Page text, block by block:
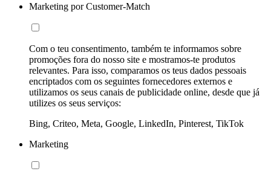
Marketing por Customer-Match
Com o teu consentimento, também te informamos sobre
promoções fora do nosso site e mostramos-te produtos
relevantes. Para isso, comparamos os teus dados pessoais
encriptados com os seguintes fornecedores externos e
utilizamos os seus canais de publicidade online, desde que já
utilizes os seus serviços:
Bing, Criteo, Meta, Google, LinkedIn, Pinterest, TikTok
Marketing